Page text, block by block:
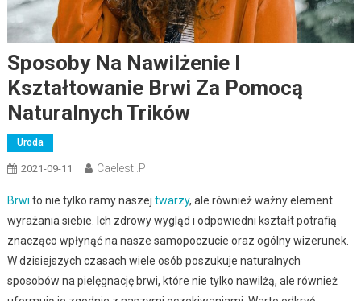
Sposoby Na Nawilżenie I
Kształtowanie Brwi Za Pomocą
Naturalnych Trików
Uroda
2021-09-11 Caelesti.pl
Brwi to nie tylko ramy naszej twarzy, ale również ważny element
wyrażania siebie. Ich zdrowy wygląd i odpowiedni kształt potrafią
znacząco wpłynąć na nasze samopoczucie oraz ogólny wizerunek.
W dzisiejszych czasach wiele osób poszukuje naturalnych
sposobów na pielęgnację brwi, które nie tylko nawilżą, ale również